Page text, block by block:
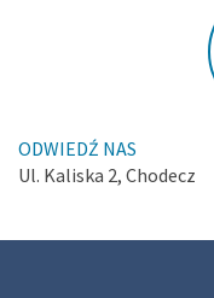
ODWIEDŹ NAS
Ul. Kaliska 2, Chodecz